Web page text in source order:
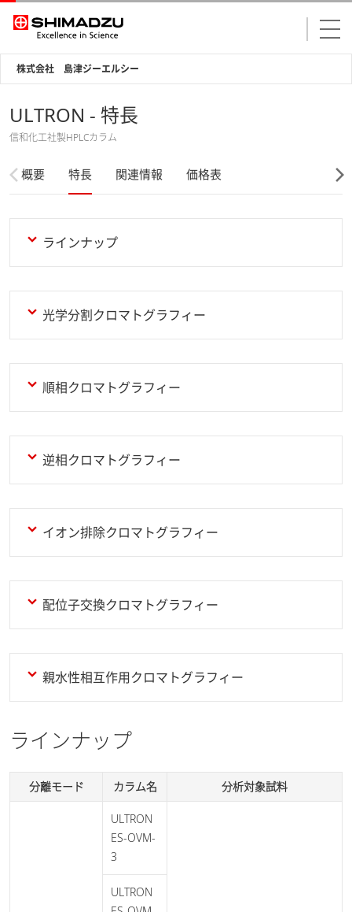
株式会社 島津ジーエルシー
ULTRON - 特長
信和化工社製HPLCカラム
概要 特長 関連情報 価格表
ラインナップ
光学分割クロマトグラフィー
順相クロマトグラフィー
逆相クロマトグラフィー
イオン排除クロマトグラフィー
配位子交換クロマトグラフィー
親水性相互作用クロマトグラフィー
ラインナップ
分離モード カラム名 分析対象試料
ULTRON
ES-OVM-
3
ULTRON